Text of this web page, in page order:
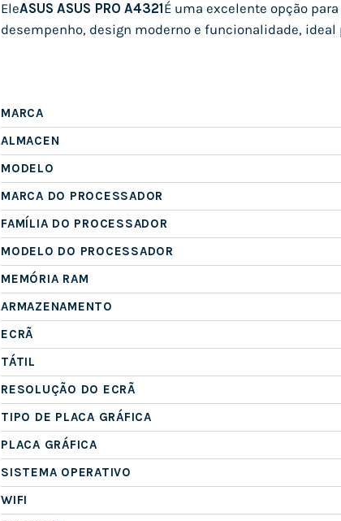
EleASUS ASUS PRO A4321 É uma excelente opção
desempenho, design moderno e funcionalidade, ideal
MARCA
ALMACEN
MODELO
MARCA DO PROCESSADOR
FAMÍLIA DO PROCESSADOR
MODELO DO PROCESSADOR
MEMÓRIA RAM
ARMAZENAMENTO
ECRÃ
TÁTIL
RESOLUÇÃO DO ECRÃ
TIPO DE PLACA GRÁFICA
PLACA GRÁFICA
SISTEMA OPERATIVO
WIFI